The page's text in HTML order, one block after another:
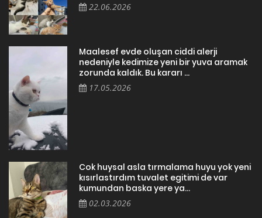
22.06.2026
Maalesef evde oluşan ciddi alerji
nedeniyle kedimize yeni bir yuva aramak
zorunda kaldık. Bu kararı ...
17.05.2026
Cok huysal asla tırmalama huyu yok yeni
kısırlastırdım tuvalet egitimi de var
kumundan baska yere ya...
02.03.2026